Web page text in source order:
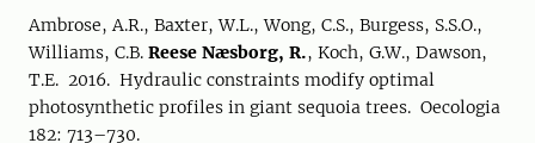
Ambrose, A.R., Baxter, W.L., Wong, C.S., Burgess, S.S.O.,
Williams, C.B. Reese Næsborg, R., Koch, G.W., Dawson,
T.E. 2016. Hydraulic constraints modify optimal
photosynthetic profiles in giant sequoia trees. Oecologia
182: 713–730.